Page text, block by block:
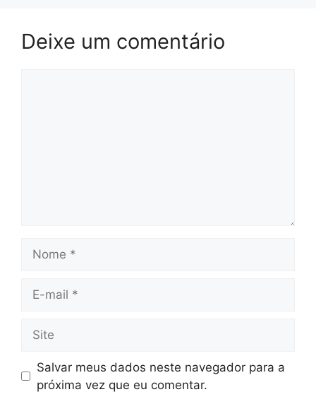
Deixe um comentário
mail
Salvar meus dados neste navegador para a
próxima vez que eu comentar.